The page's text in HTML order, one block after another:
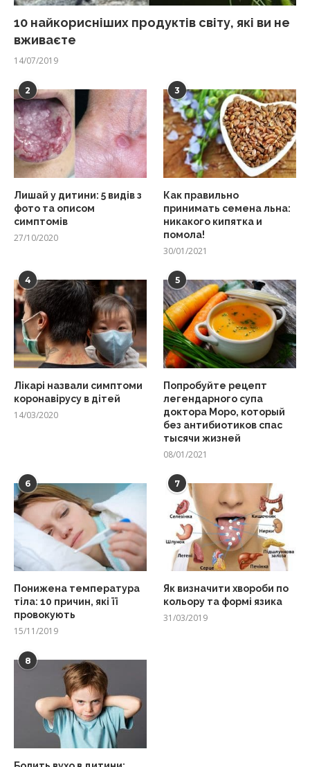
10 найкорисніших продуктів світу, які ви не
вживаєте
14/07/2019
2
Лишай у дитини: 5 видів з
фото та описом
симптомів
27/10/2020
3
Как правильно
принимать семена льна:
никакого кипятка и
помола!
30/01/2021
4
Лікарі назвали симптоми
коронавірусу в дітей
14/03/2020
5
Попробуйте рецепт
легендарного супа
доктора Моро, который
без антибиотиков спас
тысячи жизней
08/01/2021
6
Понижена температура
тіла: 10 причин, які її
провокують
15/11/2019
7
Як визначити хвороби по
кольору та формі язика
31/03/2019
8